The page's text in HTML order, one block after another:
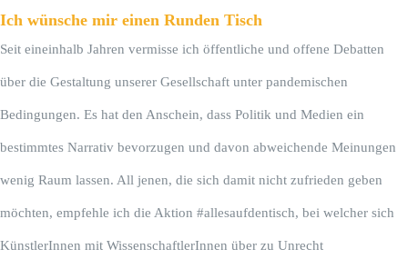
Ich wünsche mir einen Runden Tisch
Seit eineinhalb Jahren vermisse ich öffentliche und offene Debatten
über die Gestaltung unserer Gesellschaft unter pandemischen
Bedingungen. Es hat den Anschein, dass Politik und Medien ein
bestimmtes Narrativ bevorzugen und davon abweichende Meinungen
wenig Raum lassen. All jenen, die sich damit nicht zufrieden geben
möchten, empfehle ich die Aktion #allesaufdentisch, bei welcher sich
KünstlerInnen mit WissenschaftlerInnen über zu Unrecht